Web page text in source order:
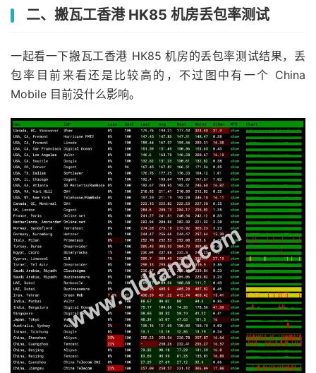
8
11
*
12
*
14
180.169. 255.114
15
  ns
-pd.online.sh.cn (202.96.209.133) 223.66 ms
深圳电信
traceroute to
58.60. 188.222 (58.60.188.222), 30 hops
1
172.22.85.200 17.33 ms *
  LAN
Address
2
  hk85
-1 1.it7.net (103.193.131.129 ) 21.48 ms
3
  xe
-0-0-47 1.a00.newthk03.hk.ce.gin. ntt.net (
4
  xe
0-0- 1.a00.newthk03.hk.bb.gin.ntt.net (
5
  ae
13.r27.tkokhk01.hk.bb.gin.ntt.net (129.250.
6
*
7
8
183.91.56.121 233.09 ms  AS4134 Singapore,
9
10
202.97 12.30 241.35 ms  AS4134 China,
11
12
202.105.158.49 237.45 ms  AS4134 China,
二、搬瓦工香港 HK85 机房丢包率测试
一起看一下搬瓦工香港 HK85 机房的丢包率测试结果，丢
包率目前来看还是比较高的，不过图中有一个 China
Mobile 目前没什么影响。